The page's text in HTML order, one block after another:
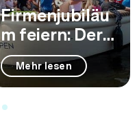
Firmenjubiläu
m feiern: Der
komplette
Guide
Mehr lesen